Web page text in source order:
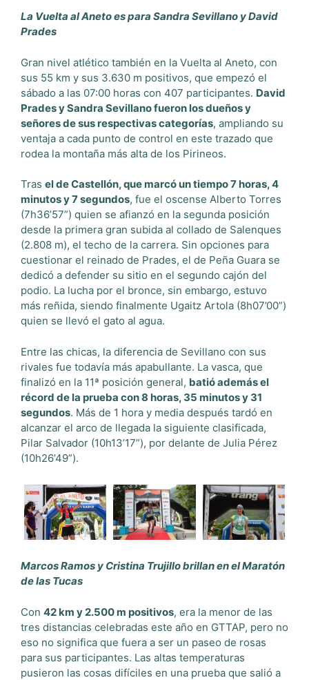
La Vuelta al Aneto es para Sandra Sevillano y David
Prades
Gran nivel atlético también en la Vuelta al Aneto, con
sus 55 km y sus 3.630 m positivos, que empezó el
sábado a las 07:00 horas con 407 participantes. David
Prades y Sandra Sevillano fueron los dueños y
señores de sus respectivas categorías, ampliando su
ventaja a cada punto de control en este trazado que
rodea la montaña más alta de los Pirineos.
Tras el de Castellón, que marcó un tiempo 7 horas, 4
minutos y 7 segundos, fue el oscense Alberto Torres
(7h36’57”) quien se afianzó en la segunda posición
desde la primera gran subida al collado de Salenques
(2.808 m), el techo de la carrera. Sin opciones para
cuestionar el reinado de Prades, el de Peña Guara se
dedicó a defender su sitio en el segundo cajón del
podio. La lucha por el bronce, sin embargo, estuvo
más reñida, siendo finalmente Ugaitz Artola (8h07’00”)
quien se llevó el gato al agua.
Entre las chicas, la diferencia de Sevillano con sus
rivales fue todavía más apabullante. La vasca, que
finalizó en la 11ª posición general, batió además el
récord de la prueba con 8 horas, 35 minutos y 31
segundos. Más de 1 hora y media después tardó en
alcanzar el arco de llegada la siguiente clasificada,
Pilar Salvador (10h13’17”), por delante de Julia Pérez
(10h26’49”).
Marcos Ramos y Cristina Trujillo brillan en el Maratón
de las Tucas
Con 42 km y 2.500 m positivos, era la menor de las
tres distancias celebradas este año en GTTAP, pero no
eso no significa que fuera a ser un paseo de rosas
para sus participantes. Las altas temperaturas
pusieron las cosas difíciles en una prueba que salió a